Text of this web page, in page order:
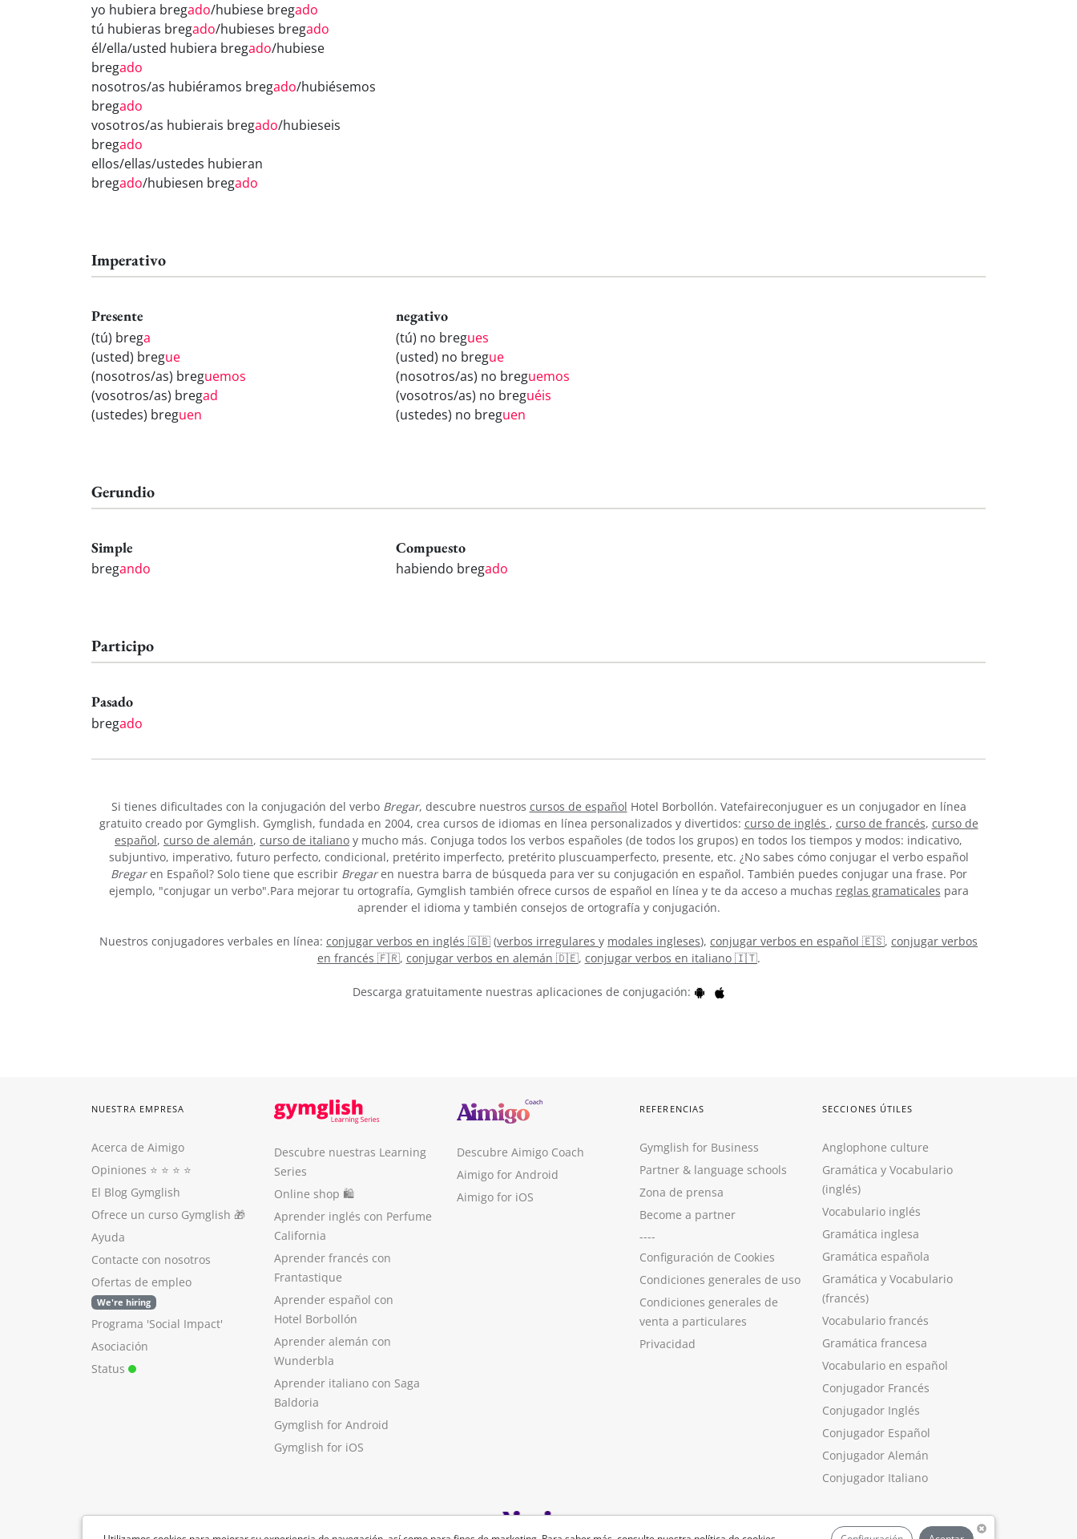
yo hubiera bregado/hubiese bregado
tú hubieras bregado/hubieses bregado
él/ella/usted hubiera bregado/hubiese
bregado
nosotros/as hubiéramos bregado/hubiésemos
bregado
vosotros/as hubierais bregado/hubieseis
bregado
ellos/ellas/ustedes hubieran
bregado/hubiesen bregado
Imperativo
Presente
(tú) brega
(usted) bregue
(nosotros/as) breguemos
(vosotros/as) bregad
(ustedes) breguen
negativo
(tú) no bregues
(usted) no bregue
(nosotros/as) no breguemos
(vosotros/as) no breguéis
(ustedes) no breguen
Gerundio
Simple
bregando
Compuesto
habiendo bregado
Participo
Pasado
bregado
Si tienes dificultades con la conjugación del verbo Bregar, descubre nuestros cursos de español Hotel Borbollón. Vatefaireconjuguer es un conjugador en línea
gratuito creado por Gymglish. Gymglish, fundada en 2004, crea cursos de idiomas en línea personalizados y divertidos: curso de inglés , curso de francés, curso de
español, curso de alemán, curso de italiano y mucho más. Conjuga todos los verbos españoles (de todos los grupos) en todos los tiempos y modos: indicativo,
subjuntivo, imperativo, futuro perfecto, condicional, pretérito imperfecto, pretérito pluscuamperfecto, presente, etc. ¿No sabes cómo conjugar el verbo español
Bregaren Español? Solo tiene que escribir Bregaren nuestra barra de búsqueda para ver su conjugación en español. También puedes conjugar una frase. Por
ejemplo, "conjugar un verbo".Para mejorar tu ortografía, Gymglish también ofrece cursos de español en línea y te da acceso a muchas reglas gramaticales para
aprender el idioma y también consejos de ortografía y conjugación.
Nuestros conjugadores verbales en línea: conjugar verbos en inglés 🇬🇧 (verbos irregulares y modales ingleses), conjugar verbos en español 🇪🇸, conjugar verbos
en francés 🇫🇷, conjugar verbos en alemán 🇩🇪, conjugar verbos en italiano 🇮🇹.
Descarga gratuitamente nuestras aplicaciones de conjugación:
NUESTRA EMPRESA
Acerca de Aimigo
Opiniones ⭐️ ⭐️ ⭐️ ⭐️
El Blog Gymglish
Ofrece un curso Gymglish 🎁
Ayuda
Contacte con nosotros
Ofertas de empleo
We're hiring
Programa 'Social Impact'
Asociación
Status
Descubre nuestras Learning
Series
Online shop 🛍
Aprender inglés con Perfume
California
Aprender francés con
Frantastique
Aprender español con
Hotel Borbollón
Aprender alemán con
Wunderbla
Aprender italiano con Saga
Baldoria
Gymglish for Android
Gymglish for iOS
Descubre Aimigo Coach
Aimigo for Android
Aimigo for iOS
REFERENCIAS
Gymglish for Business
Partner & language schools
Zona de prensa
Become a partner
----
Configuración de Cookies
Condiciones generales de uso
Condiciones generales de
venta a particulares
Privacidad
SECCIONES ÚTILES
Anglophone culture
Gramática y Vocabulario
(inglés)
Vocabulario inglés
Gramática inglesa
Gramática española
Gramática y Vocabulario
(francés)
Vocabulario francés
Gramática francesa
Vocabulario en español
Conjugador Francés
Conjugador Inglés
Conjugador Español
Conjugador Alemán
Conjugador Italiano